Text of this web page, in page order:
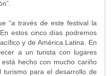
“a través de este festival la
estos cinco días podremos
y de América Latina. En
a un turista con lugares
hecho con mucho cariño
para el desarrollo de